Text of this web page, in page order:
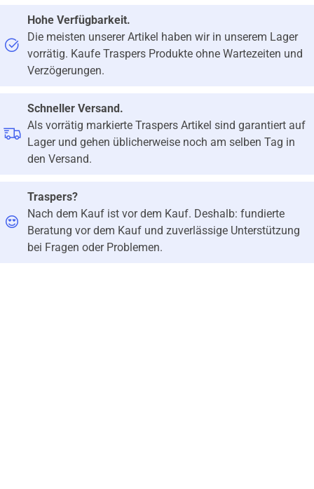
Hohe Verfügbarkeit.
Die meisten unserer Artikel haben wir in unserem Lager
vorrätig. Kaufe Traspers Produkte ohne Wartezeiten und
Verzögerungen.
Schneller Versand.
Als vorrätig markierte Traspers Artikel sind garantiert auf
Lager und gehen üblicherweise noch am selben Tag in
den Versand.
Traspers?
Nach dem Kauf ist vor dem Kauf. Deshalb: fundierte
Beratung vor dem Kauf und zuverlässige Unterstützung
bei Fragen oder Problemen.